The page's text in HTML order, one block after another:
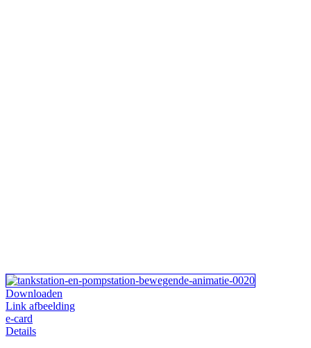
Downloaden
Link afbeelding
e-card
Details